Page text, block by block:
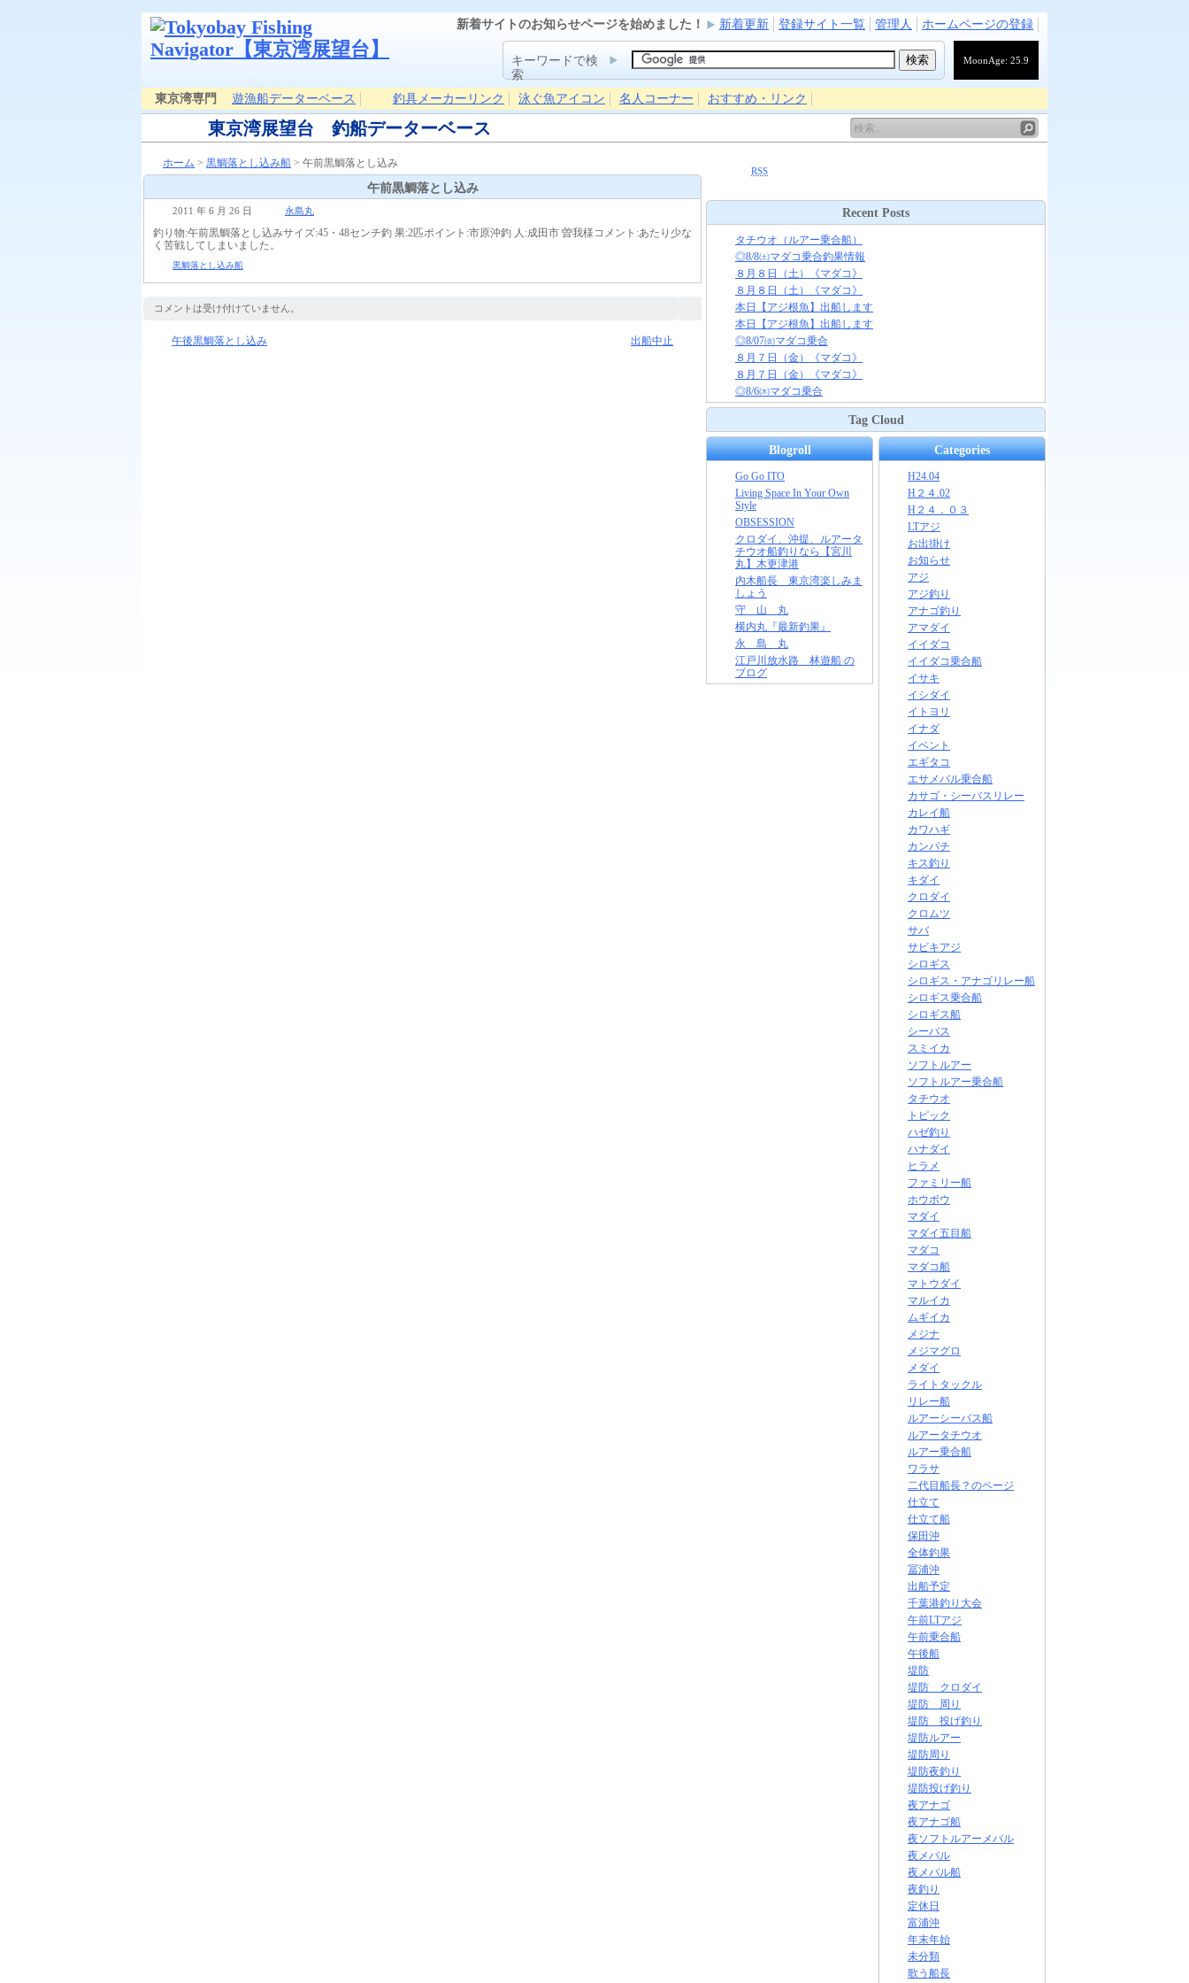
ホームページの登録
管理人
登録サイト一覧
新着更新
新着サイトのお知らせページを始めました！
MoonAge: 25.9
キーワードで検
索
東京湾専門
遊漁船データーベース 釣具メーカーリンク 泳ぐ魚アイコン 名人コーナー おすすめ・リンク
東京湾展望台 釣船データーベース
ホーム > 黒鯛落とし込み船 > 午前黒鯛落とし込み
午前黒鯛落とし込み
2011 年 6 月 26 日 永島丸
釣り物:午前黒鯛落とし込みサイズ:45・48センチ釣 果:2匹ポイント:市原沖釣 人:成田市 曽我様コメント:あたり少な
く苦戦してしまいました。
黒鯛落とし込み船
コメントは受け付けていません。
午後黒鯛落とし込み 出船中止
RSS
Recent Posts
タチウオ（ルアー乗合船）
◎8/8㈯マダコ乗合釣果情報
８月８日（土）《マダコ》
８月８日（土）《マダコ》
本日【アジ根魚】出船します
本日【アジ根魚】出船します
◎8/07㈮マダコ乗合
８月７日（金）《マダコ》
８月７日（金）《マダコ》
◎8/6㈭マダコ乗合
Tag Cloud
Categories
H24.04
H２４.02
H２４．０３
LTアジ
お出掛け
お知らせ
アジ
アジ釣り
アナゴ釣り
アマダイ
イイダコ
イイダコ乗合船
イサキ
イシダイ
イトヨリ
イナダ
イベント
エギタコ
エサメバル乗合船
カサゴ・シーバスリレー
カレイ船
カワハギ
カンパチ
キス釣り
キダイ
クロダイ
クロムツ
サバ
サビキアジ
シロギス
シロギス・アナゴリレー船
シロギス乗合船
シロギス船
シーバス
スミイカ
ソフトルアー
ソフトルアー乗合船
タチウオ
トピック
ハゼ釣り
ハナダイ
ヒラメ
ファミリー船
ホウボウ
マダイ
マダイ五目船
マダコ
マダコ船
マトウダイ
マルイカ
ムギイカ
メジナ
メジマグロ
メダイ
ライトタックル
リレー船
ルアーシーバス船
ルアータチウオ
ルアー乗合船
ワラサ
二代目船長？のページ
仕立て
仕立て船
保田沖
全体釣果
冨浦沖
出船予定
千葉港釣り大会
午前LTアジ
午前乗合船
午後船
堤防
堤防 クロダイ
堤防 周り
堤防 投げ釣り
堤防ルアー
堤防周り
堤防夜釣り
堤防投げ釣り
夜アナゴ
夜アナゴ船
夜ソフトルアーメバル
夜メバル
夜メバル船
夜釣り
定休日
富浦沖
年末年始
未分類
歌う船長
Blogroll
Go Go ITO
Living Space In Your Own
Style
OBSESSION
クロダイ、沖提、ルアータ
チウオ船釣りなら【宮川
丸】木更津港
内木船長 東京湾楽しみま
しょう
守 山 丸
横内丸『最新釣果』
永 島 丸
江戸川放水路 林遊船 の
ブログ